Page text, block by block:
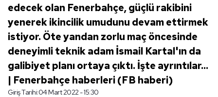
edecek olan Fenerbahçe, güçlü rakibini
yenerek ikincilik umudunu devam ettirmek
istiyor. Öte yandan zorlu maç öncesinde
deneyimli teknik adam İsmail Kartal'ın da
galibiyet planı ortaya çıktı. İşte ayrıntılar...
| Fenerbahçe haberleri (FB haberi)
Giriş Tarihi:04 Mart 2022 - 15:30